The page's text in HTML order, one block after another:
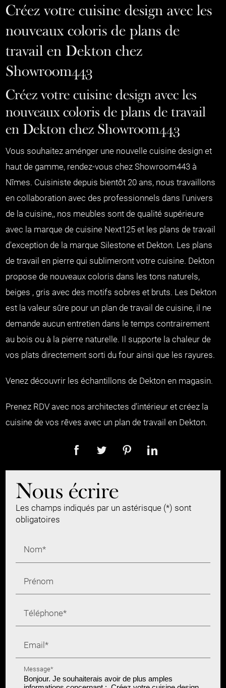
Créez votre cuisine design avec les
nouveaux coloris de plans de
travail en Dekton chez
Showroom443
Créez votre cuisine design avec les
nouveaux coloris de plans de travail
en Dekton chez Showroom443
Vous souhaitez aménger une nouvelle cuisine design et
haut de gamme, rendez-vous chez Showroom443 à
Nîmes. Cuisiniste depuis bientôt 20 ans, nous travaillons
en collaboration avec des professionnels dans l'univers
de la cuisine,, nos meubles sont de qualité supérieure
avec la marque de cuisine Next125 et les plans de travail
d'exception de la marque Silestone et Dekton. Les plans
de travail en pierre qui sublimeront votre cuisine. Dekton
propose de nouveaux coloris dans les tons naturels,
beiges , gris avec des motifs sobres et bruts. Les Dekton
est la valeur sûre pour un plan de travail de cuisine, il ne
demande aucun entretien dans le temps contrairement
au bois ou à la pierre naturelle. Il supporte la chaleur de
vos plats directement sorti du four ainsi que les rayures.
Venez découvrir les échantillons de Dekton en magasin.
Prenez RDV avec nos architectes d'intérieur et créez la
cuisine de vos rêves avec un plan de travail en Dekton.
Nous écrire
Les champs indiqués par un astérisque (*) sont
obligatoires
Nom*
Prénom
Téléphone*
Email*
Message*